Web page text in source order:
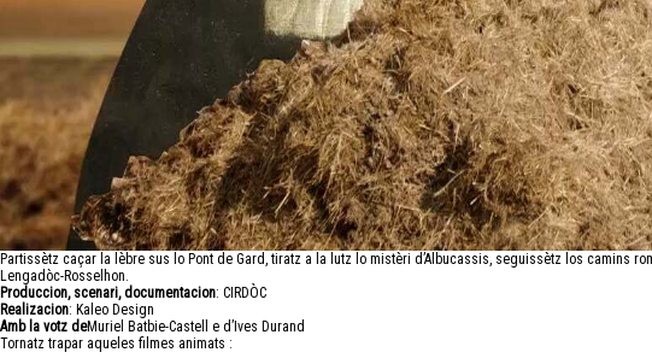
Partissètz caçar la lèbre sus lo Pont de Gard, tiratz a la lutz lo mistèri d’Albucassis, seguissètz los camins
Lengadòc-Rosselhon.
Produccion, scenari, documentacion: CIRDÒC
Realizacion: Kaleo Design
Amb la votz deMuriel Batbie-Castell e d’Ives Durand
Tornatz trapar aqueles filmes animats :